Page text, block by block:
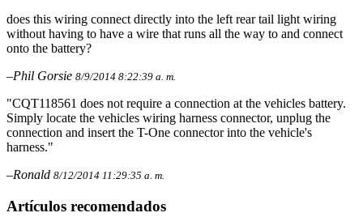
does this wiring connect directly into the left rear tail light wiring
without having to have a wire that runs all the way to and connect
onto the battery?
–Phil Gorsie 8/9/2014 8:22:39 a. m.
"CQT118561 does not require a connection at the vehicles battery.
Simply locate the vehicles wiring harness connector, unplug the
connection and insert the T-One connector into the vehicle's
harness."
–Ronald 8/12/2014 11:29:35 a. m.
Artículos recomendados